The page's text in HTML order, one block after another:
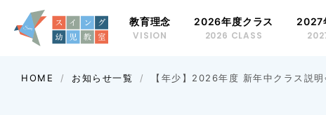
教育理念
VISION
2026年度クラス
2026 CLASS
年長クラス
2027
HOME お知らせ一覧 【年少】2026年度 新年中クラス説